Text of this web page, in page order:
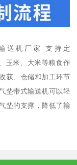
送机厂家 支持定
玉米、大米等粮食作
获、仓储和加工环节
垫带式输送机可以轻
垫的支撑，降低了输